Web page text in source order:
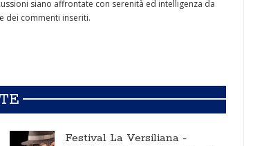
siano affrontate con serenità ed intelligenza da
dei commenti inseriti.
Festival La Versiliana -